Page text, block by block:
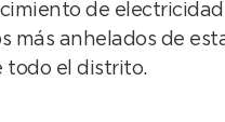
de
anhelados de
todo el distrito.